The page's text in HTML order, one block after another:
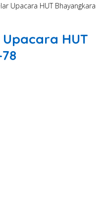
Upacara HUT Bhayangkara
HUT